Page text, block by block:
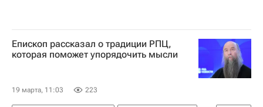
Епископ рассказал о традиции РПЦ,
которая поможет упорядочить мысли
19 марта, 11:03 223